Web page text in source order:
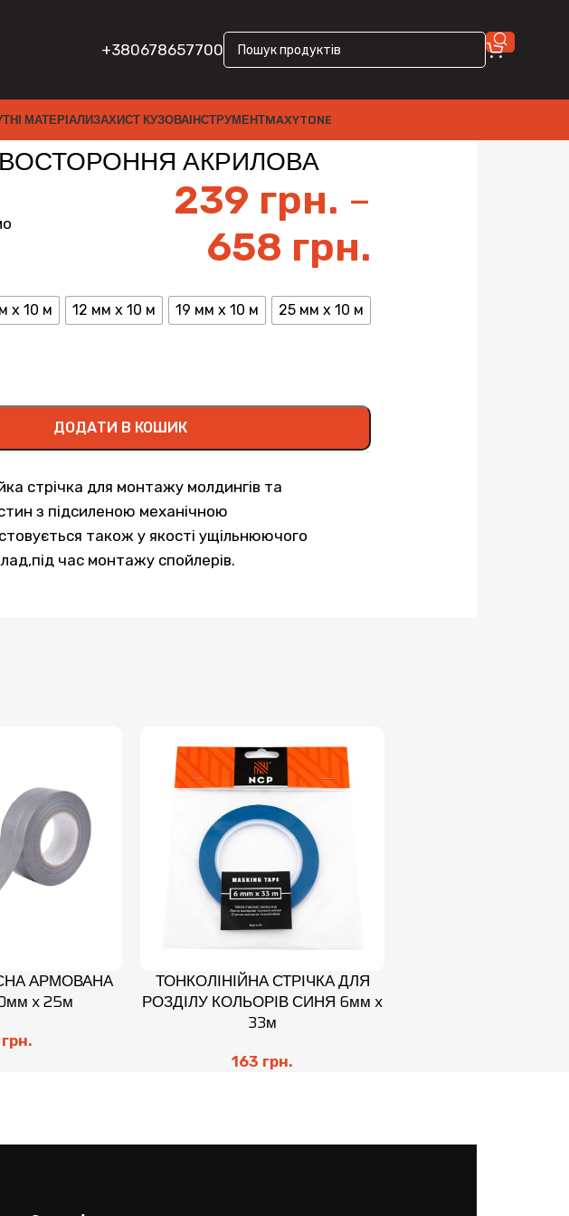
+380678657700
МАТЕРІАЛИЗАХИСТ КУЗОВАІНСТРУМЕНТMAXYTONE
АКРИЛОВА
239 грн. –
658 грн.
x 10 м 12 мм x 10 м 19 мм x 10 м 25 мм x 10 м
ДОДАТИ В КОШИК
стрічка для монтажу молдингів та
з підсиленою механічною
також у якості ущільнюючого
час монтажу спойлерів.
АРМОВАНА
x 25м
грн.
ТОНКОЛІНІЙНА СТРІЧКА ДЛЯ
РОЗДІЛУ КОЛЬОРІВ СИНЯ 6мм x
33м
163 грн.